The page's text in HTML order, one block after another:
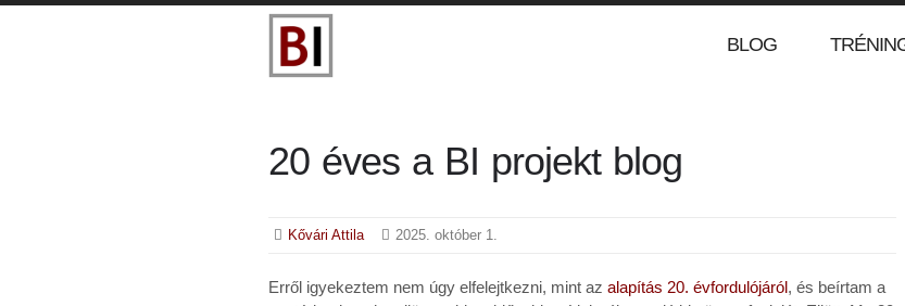
BLOG
20 éves a BI projekt blog
Kővári Attila 2025. október 1.
Erről igyekeztem nem úgy elfelejtkezni, mint az alapítás 20. évfordulójáról, és beírtam a